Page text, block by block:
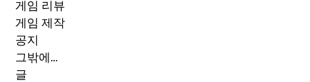
게임 리뷰
게임 제작
공지
그밖에…
글